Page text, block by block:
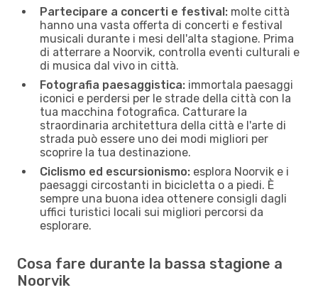
Partecipare a concerti e festival: molte città
hanno una vasta offerta di concerti e festival
musicali durante i mesi dell'alta stagione. Prima
di atterrare a Noorvik, controlla eventi culturali e
di musica dal vivo in città.
Fotografia paesaggistica: immortala paesaggi
iconici e perdersi per le strade della città con la
tua macchina fotografica. Catturare la
straordinaria architettura della città e l'arte di
strada può essere uno dei modi migliori per
scoprire la tua destinazione.
Ciclismo ed escursionismo: esplora Noorvik e i
paesaggi circostanti in bicicletta o a piedi. È
sempre una buona idea ottenere consigli dagli
uffici turistici locali sui migliori percorsi da
esplorare.
Cosa fare durante la bassa stagione a
Noorvik